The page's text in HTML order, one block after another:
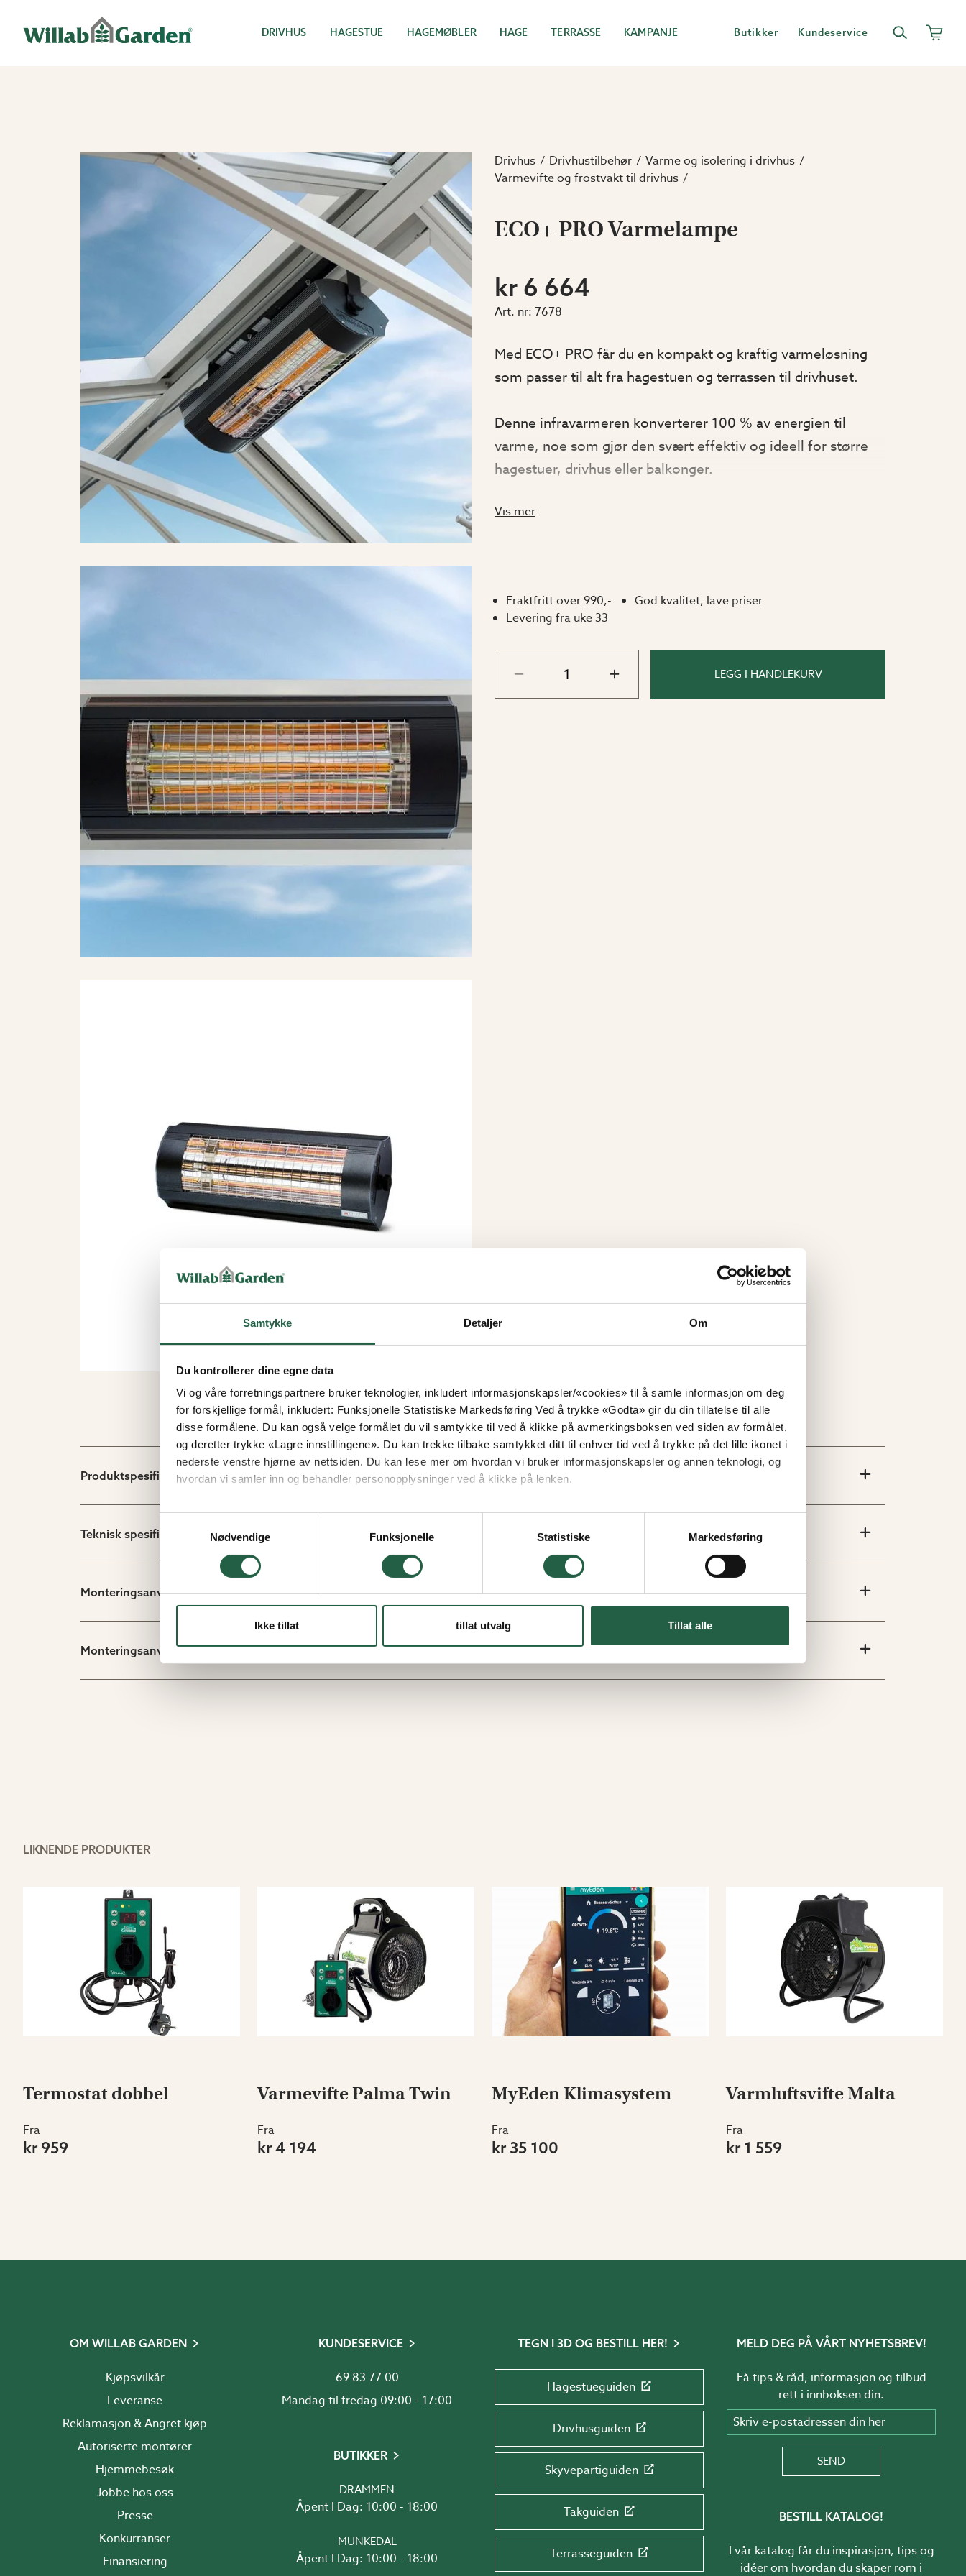
Samtykke Detaljer Om
Du kontrollerer dine egne data
Vi og våre forretningspartnere bruker teknologier, inkludert informasjonskapsler/«cookies» til å samle informasjon om deg
for forskjellige formål, inkludert: Funksjonelle Statistiske Markedsføring Ved å trykke «Godta» gir du din tillatelse til alle
disse formålene. Du kan også velge formålet du vil samtykke til ved å klikke på avmerkingsboksen ved siden av formålet,
og deretter trykke «Lagre innstillingene». Du kan trekke tilbake samtykket ditt til enhver tid ved å trykke på det lille ikonet i
nederste venstre hjørne av nettsiden. Du kan lese mer om hvordan vi bruker informasjonskapsler og annen teknologi, og
hvordan vi samler inn og behandler personopplysninger ved å klikke på lenken.
Finn ut mer om hvordan Google behandler personopplysninger
Nødvendige
Funksjonelle Statistiske Markedsføring
Ikke tillat tillat utvalg Tillat alle
DRIVHUS HAGESTUE HAGEMØBLER HAGE TERRASSE KAMPANJE Butikker Kundeservice
Drivhus Drivhustilbehør
Varme og isolering i drivhus
Varmevifte og frostvakt til drivhus
ECO+ PRO Varmelampe
kr 6 664
Art. nr: 7678
Med ECO+ PRO får du en kompakt og kraftig varmeløsning
som passer til alt fra hagestuen og terrassen til drivhuset.
Denne infravarmeren konverterer 100 % av energien til
varme, noe som gjør den svært effektiv og ideell for større
hagestuer, drivhus eller balkonger.
ECO+ PRO er utstyrt med avansert No-glare®-teknologi, som
optimal komfort.
Det kompakte designet og den høye ytelsen gjør ECO+ PRO
til et allsidig valg, perfekt for montering i mindre rom eller
under parasoller. Invester i ECO+ PRO og få en behagelig
Vis mer
Fraktfritt over 990,-
God kvalitet, lave priser
Levering fra uke 33
LEGG I HANDLEKURV
Produktspesifikasjon
Teknisk spesifikasjon
Monteringsanvisninger/dokument
Monteringsanvisninger/dokument
LIKNENDE PRODUKTER
Termostat dobbel
Fra
kr 959
Varmevifte Palma Twin
Fra
kr 4 194
MyEden Klimasystem
Fra
kr 35 100
Varmluftsvifte Malta
Fra
kr 1 559
OM WILLAB GARDEN
Kjøpsvilkår
Leveranse
Reklamasjon & Angret kjøp
Autoriserte montører
Hjemmebesøk
Jobbe hos oss
Presse
Konkurranser
Finansiering
KUNDESERVICE
69 83 77 00
Mandag til fredag 09:00 - 17:00
BUTIKKER
DRAMMEN
Åpent I Dag: 10:00 - 18:00
MUNKEDAL
Åpent I Dag: 10:00 - 18:00
TEGN I 3D OG BESTILL HER!
Hagestueguiden
Drivhusguiden
Skyvepartiguiden
Takguiden
Terrasseguiden
MELD DEG PÅ VÅRT NYHETSBREV!
Få tips & råd, informasjon og tilbud
rett i innboksen din.
Skriv e-postadressen din her
SEND
BESTILL KATALOG!
I vår katalog får du inspirasjon, tips og
idéer om hvordan du skaper rom i